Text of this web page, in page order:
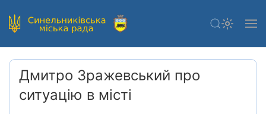
Дмитро Зражевський про
ситуацію в місті